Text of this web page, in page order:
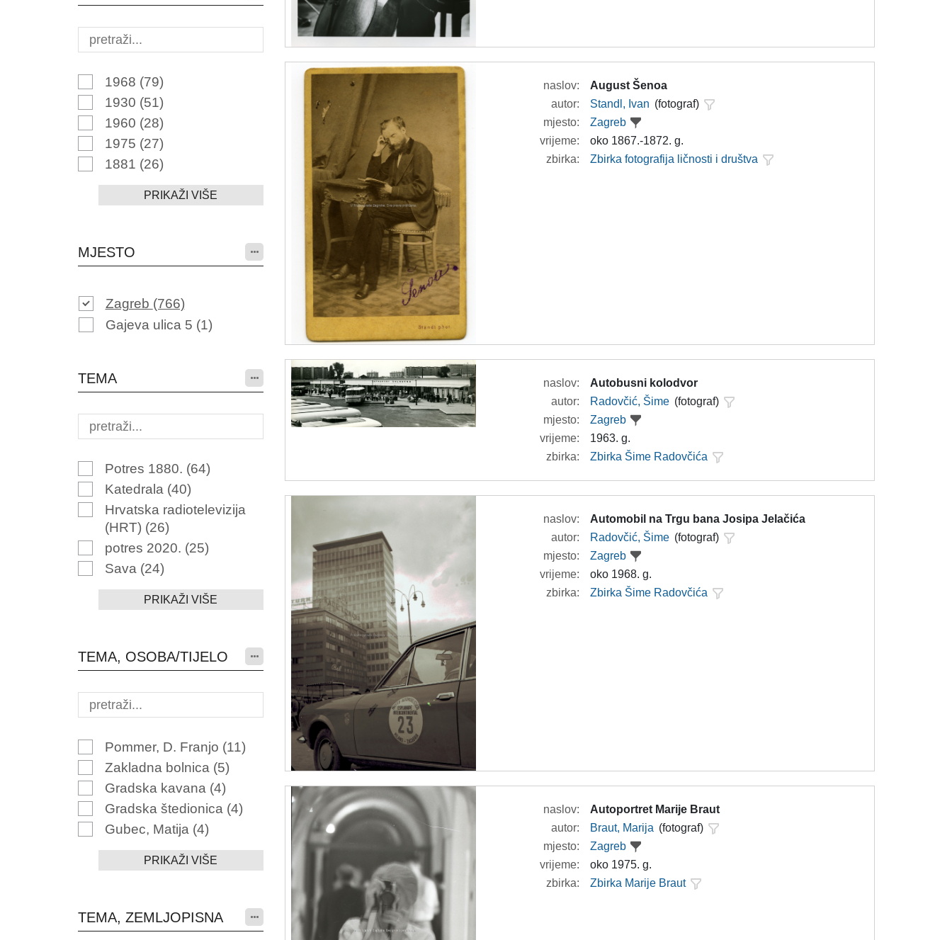
1968 (79)
1930 (51)
1960 (28)
1975 (27)
1881 (26)
PRIKAŽI VIŠE
MJESTO
Zagreb (766)
Gajeva ulica 5 (1)
TEMA
Potres 1880. (64)
Katedrala (40)
Hrvatska radiotelevizija
(HRT) (26)
potres 2020. (25)
Sava (24)
PRIKAŽI VIŠE
TEMA, OSOBA/TIJELO
Pommer, D. Franjo (11)
Zakladna bolnica (5)
Gradska kavana (4)
Gradska štedionica (4)
Gubec, Matija (4)
PRIKAŽI VIŠE
TEMA, ZEMLJOPISNA
naslov:
August Šenoa
autor:
Standl, Ivan (fotograf)
mjesto:
Zagreb
vrijeme:
oko 1867.-1872. g.
zbirka:
Zbirka fotografija ličnosti i društva
naslov:
Autobusni kolodvor
autor:
Radovčić, Šime (fotograf)
mjesto:
Zagreb
vrijeme:
1963. g.
zbirka:
Zbirka Šime Radovčića
naslov:
Automobil na Trgu bana Josipa Jelačića
autor:
Radovčić, Šime (fotograf)
mjesto:
Zagreb
vrijeme:
oko 1968. g.
zbirka:
Zbirka Šime Radovčića
naslov:
Autoportret Marije Braut
autor:
Braut, Marija (fotograf)
mjesto:
Zagreb
vrijeme:
oko 1975. g.
zbirka:
Zbirka Marije Braut